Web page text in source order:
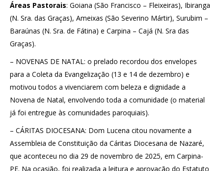
Áreas Pastorais: Goiana (São Francisco – Fleixeiras), Ibiranga
(N. Sra. das Graças), Ameixas (São Severino Mártir), Surubim –
Baraúnas (N. Sra. de Fátina) e Carpina – Cajá (N. Sra das
Graças).
– NOVENAS DE NATAL: o prelado recordou dos envelopes
para a Coleta da Evangelização (13 e 14 de dezembro) e
motivou todos a vivenciarem com beleza e dignidade a
Novena de Natal, envolvendo toda a comunidade (o material
já foi entregue às comunidades paroquiais).
– CÁRITAS DIOCESANA: Dom Lucena citou novamente a
Assembleia de Constituição da Cáritas Diocesana de Nazaré,
que aconteceu no dia 29 de novembro de 2025, em Carpina-
PE. Na ocasião, foi realizada a leitura e aprovação do Estatuto